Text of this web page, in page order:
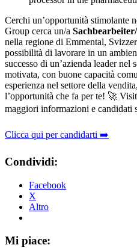
Cerchi un’opportunità stimolante
Group cerca un/a
nella regione di Emmental,
possibilità di lavorare in un
successo di un’azienda leader nel
motivata, con buone capacità
esperienza nel settore della
l’opportunità che fa per te! 🚀
maggiori informazioni e candidati
Clicca qui per candidarti ➡️
Condividi:
Facebook
X
Altro
Mi piace: